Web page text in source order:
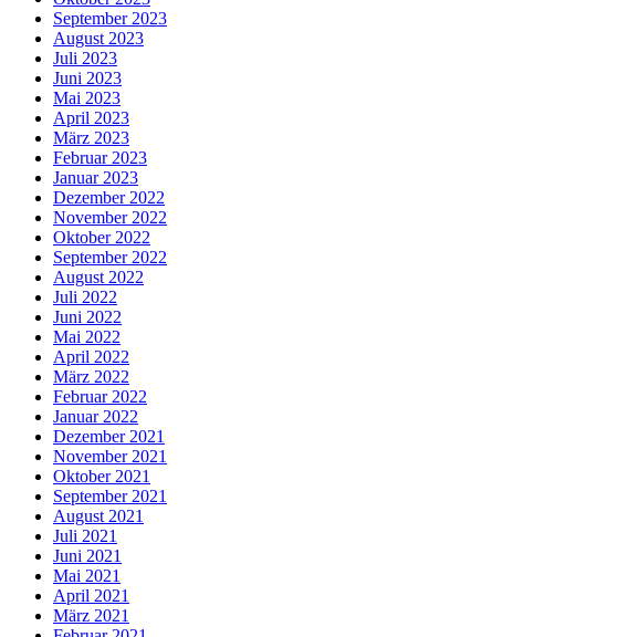
September 2023
August 2023
Juli 2023
Juni 2023
Mai 2023
April 2023
März 2023
Februar 2023
Januar 2023
Dezember 2022
November 2022
Oktober 2022
September 2022
August 2022
Juli 2022
Juni 2022
Mai 2022
April 2022
März 2022
Februar 2022
Januar 2022
Dezember 2021
November 2021
Oktober 2021
September 2021
August 2021
Juli 2021
Juni 2021
Mai 2021
April 2021
März 2021